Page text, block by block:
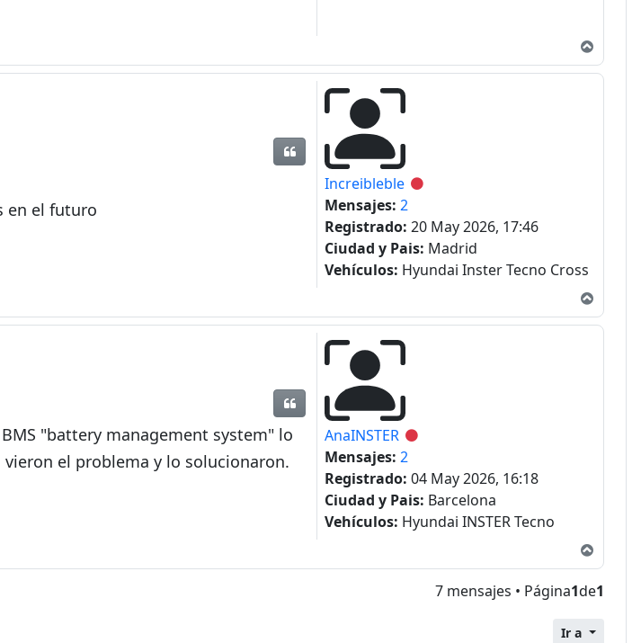
Increibleble Desconectado
Mensajes: 2
Registrado: 20 May 2026, 17:46
Ciudad y Pais: Madrid
Vehículos: Hyundai Inster Tecno Cross
Citar
en el futuro
AnaINSTER Desconectado
Mensajes: 2
Registrado: 04 May 2026, 16:18
Ciudad y Pais: Barcelona
Vehículos: Hyundai INSTER Tecno
Citar
"battery management system" lo
el problema y lo solucionaron.
7 mensajes • Página1de1
Ir a